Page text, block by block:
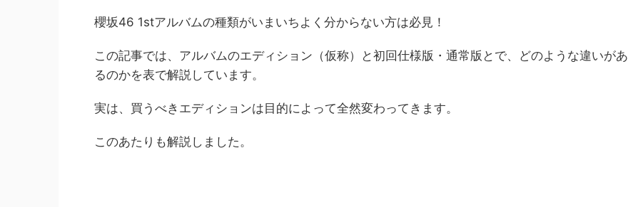
櫻坂46 1stアルバムの種類がいまいちよく分からない方は必見！
この記事では、アルバムのエディション（仮称）と初回仕様版・通常版とで、どのような違いがあ
るのかを表で解説しています。
実は、買うべきエディションは目的によって全然変わってきます。
このあたりも解説しました。